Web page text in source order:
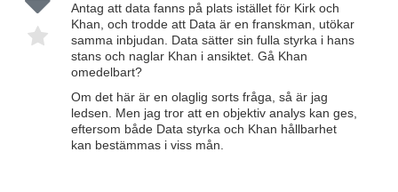
Antag att data fanns på plats istället för Kirk och
Khan, och trodde att Data är en franskman, utökar
samma inbjudan. Data sätter sin fulla styrka i hans
stans och naglar Khan i ansiktet. Gå Khan
omedelbart?
Om det här är en olaglig sorts fråga, så är jag
ledsen. Men jag tror att en objektiv analys kan ges,
eftersom både Data styrka och Khan hållbarhet
kan bestämmas i viss mån.